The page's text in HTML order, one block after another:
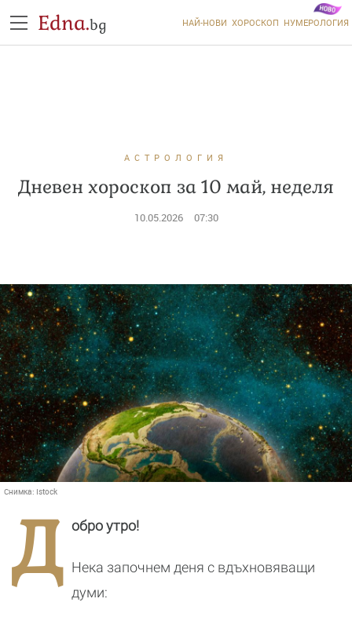
Edna.bg НАЙ-НОВИ ХОРОСКОП НУМЕРОЛОГИЯ
АСТРОЛОГИЯ
Дневен хороскоп за 10 май, неделя
10.05.2026 07:30
Снимка: Istock
Д обро утро!
Нека започнем деня с вдъхновяващи
думи: